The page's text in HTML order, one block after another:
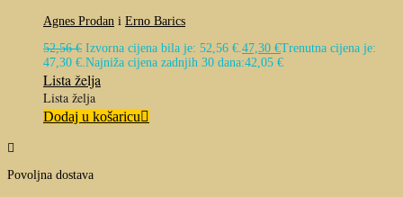
Agnes Prodan i Erno Barics
52,56€ Izvorna cijena bila je: 52,56 €.47,30 €Trenutna cijena je:
47,30 €.Najniža cijena zadnjih 30 dana:42,05 €
Lista želja
Lista želja
Dodaj u košaricu

Povoljna dostava